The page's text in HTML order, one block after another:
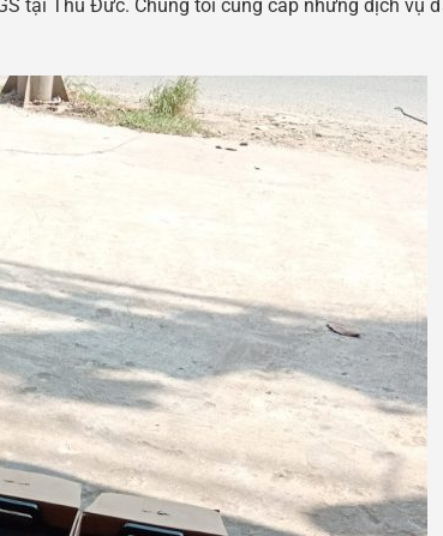
tại Thủ Đức. Chúng tôi cung cấp những dịch vụ